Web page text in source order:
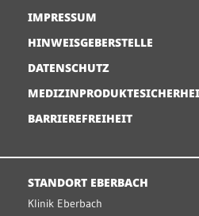
IMPRESSUM
HINWEISGEBERSTELLE
DATENSCHUTZ
BARRIEREFREIHEIT
STANDORT EBERBACH
Klinik Eberbach